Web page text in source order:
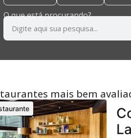
O que está procurando?
mais bem